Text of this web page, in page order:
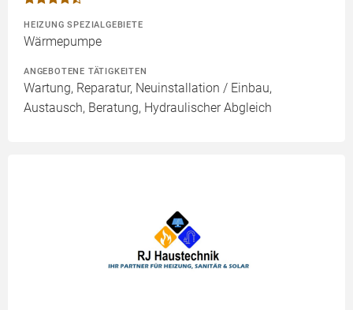
HEIZUNG SPEZIALGEBIETE
Wärmepumpe
ANGEBOTENE TÄTIGKEITEN
Wartung, Reparatur, Neuinstallation / Einbau,
Austausch, Beratung, Hydraulischer Abgleich